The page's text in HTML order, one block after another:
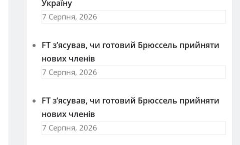
Україну
7 Серпня, 2026
FT зʼясував, чи готовий Брюссель прийняти
нових членів
7 Серпня, 2026
FT зʼясував, чи готовий Брюссель прийняти
нових членів
7 Серпня, 2026